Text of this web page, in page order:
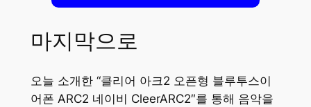
마지막으로
오늘 소개한 “클리어 아크2 오픈형 블루투스이
어폰 ARC2 네이비 CleerARC2″를 통해 음악을